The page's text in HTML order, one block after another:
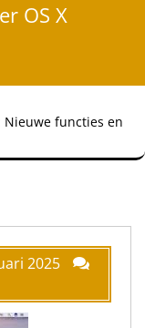
OS X
Nieuwe functies en
2025